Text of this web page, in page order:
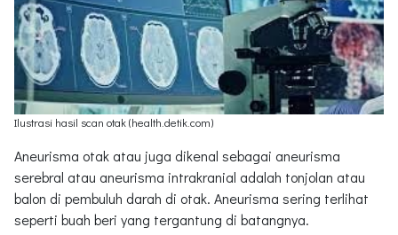
Ilustrasi hasil scan otak (health.detik.com)
Aneurisma otak atau juga dikenal sebagai aneurisma
serebral atau aneurisma intrakranial adalah tonjolan atau
balon di pembuluh darah di otak. Aneurisma sering terlihat
seperti buah beri yang tergantung di batangnya.